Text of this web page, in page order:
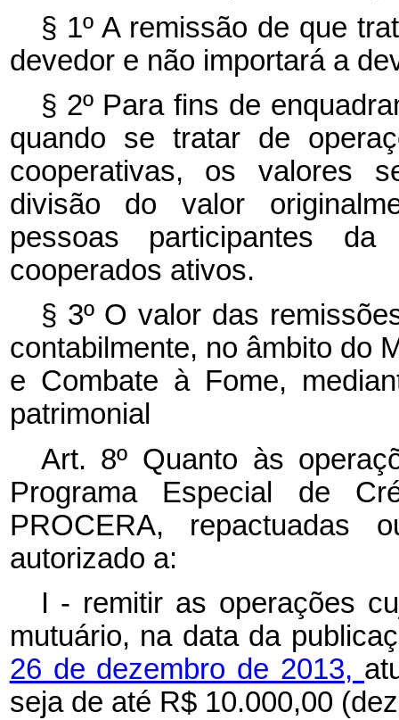
§ 1º A remissão de que
devedor e não importará a
§ 2º Para fins de
quando se tratar de
cooperativas, os valores
divisão do valor
pessoas participantes
cooperados ativos.
§ 3º O valor das
contabilmente, no âmbito do
e Combate à Fome,
patrimonial
Art. 8º Quanto às
Programa Especial de
PROCERA,
autorizado a:
I - remitir as operações
mutuário, na data da
26 de dezembro de 2013,
seja de até R$ 10.000,00